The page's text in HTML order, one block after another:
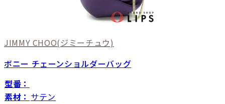
JIMMY CHOO(ジミーチュウ)
ボニー チェーンショルダーバッグ
型番：
素材： サテン